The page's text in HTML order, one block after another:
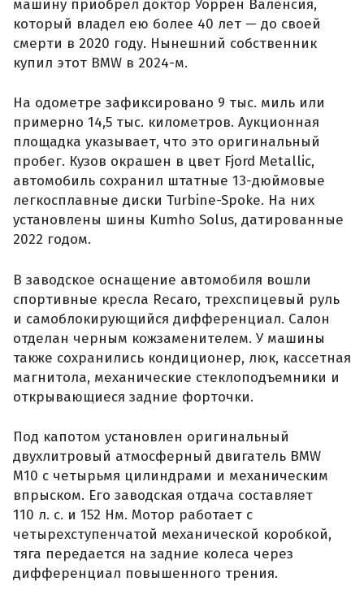
машину приобрел доктор Уоррен Валенсия,
который владел ею более 40 лет — до своей
смерти в 2020 году. Нынешний собственник
купил этот BMW в 2024-м.
На одометре зафиксировано 9 тыс. миль или
примерно 14,5 тыс. километров. Аукционная
площадка указывает, что это оригинальный
пробег. Кузов окрашен в цвет Fjord Metallic,
автомобиль сохранил штатные 13-дюймовые
легкосплавные диски Turbine-Spoke. На них
установлены шины Kumho Solus, датированные
2022 годом.
В заводское оснащение автомобиля вошли
спортивные кресла Recaro, трехспицевый руль
и самоблокирующийся дифференциал. Салон
отделан черным кожзаменителем. У машины
также сохранились кондиционер, люк, кассетная
магнитола, механические стеклоподъемники и
открывающиеся задние форточки.
Под капотом установлен оригинальный
двухлитровый атмосферный двигатель BMW
M10 с четырьмя цилиндрами и механическим
впрыском. Его заводская отдача составляет
110 л. с. и 152 Нм. Мотор работает с
четырехступенчатой механической коробкой,
тяга передается на задние колеса через
дифференциал повышенного трения.